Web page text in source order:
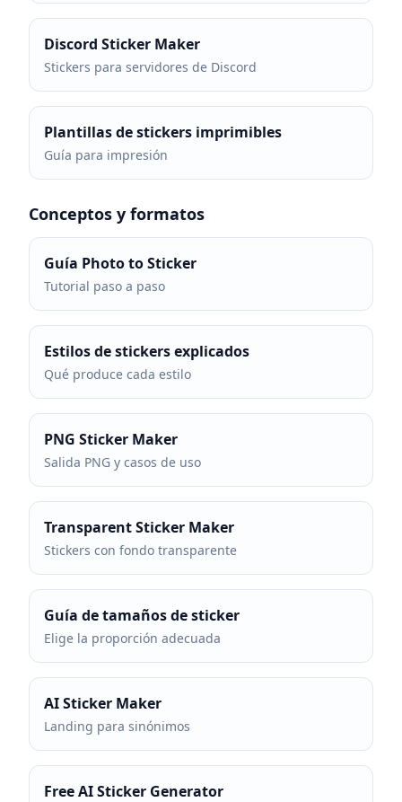
Discord Sticker Maker
Stickers para servidores de Discord
Plantillas de stickers imprimibles
Guía para impresión
Conceptos y formatos
Guía Photo to Sticker
Tutorial paso a paso
Estilos de stickers explicados
Qué produce cada estilo
PNG Sticker Maker
Salida PNG y casos de uso
Transparent Sticker Maker
Stickers con fondo transparente
Guía de tamaños de sticker
Elige la proporción adecuada
AI Sticker Maker
Landing para sinónimos
Free AI Sticker Generator